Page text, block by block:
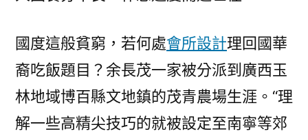
國度這般貧窮，若何處會所設計理回國華
裔吃飯題目？余長茂一家被分派到廣西玉
林地域博百縣文地鎮的茂青農場生涯。“理
解一些高精尖技巧的就被設定至南寧等郊